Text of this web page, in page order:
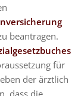
beantragen.
für
der ärztlich